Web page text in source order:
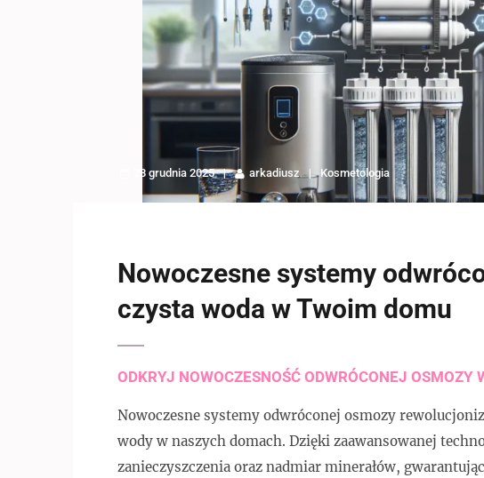
28 grudnia 2025 arkadiusz Kosmetologia
Nowoczesne systemy
czysta woda w Twoim domu
ODKRYJ NOWOCZESNOŚĆ ODWRÓCONEJ OSMOZY
Nowoczesne systemy odwróconej osmozy
wody w naszych domach. Dzięki zaawansowanej
zanieczyszczenia oraz nadmiar minerałów,